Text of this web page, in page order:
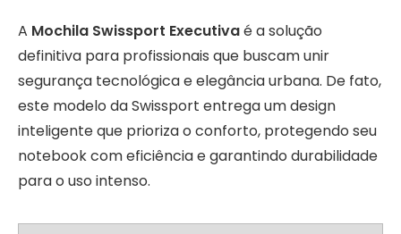
A Mochila Swissport Executivaé a solução
definitiva para profissionais que buscam unir
segurança tecnológica e elegância urbana. De fato,
este modelo da Swissport entrega um design
inteligente que prioriza o conforto, protegendo seu
notebook com eficiência e garantindo durabilidade
para o uso intenso.